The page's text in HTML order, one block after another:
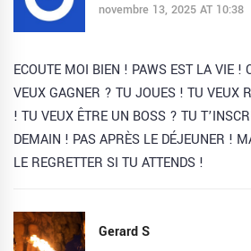
novembre 13, 2025 AT 10:38
ECOUTE MOI BIEN ! PAWS EST LA VIE !
VEUX GAGNER ? TU JOUES ! TU VEUX
! TU VEUX ÊTRE UN BOSS ? TU
DEMAIN ! PAS APRÈS LE DÉJEUNER !
LE REGRETTER SI TU ATTENDS !
Gerard S